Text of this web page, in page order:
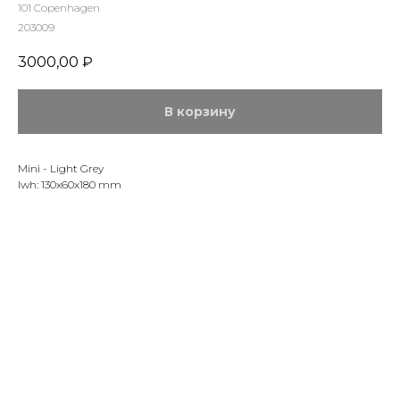
101 Copenhagen
203009
3000,00 ₽
В корзину
Mini - Light Grey
lwh: 130x60x180 mm